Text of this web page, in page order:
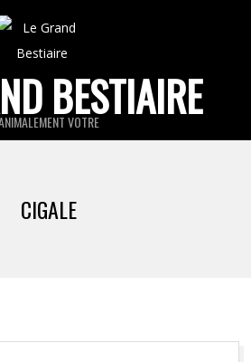
BESTIAIRE
VOTRE
CIGALE